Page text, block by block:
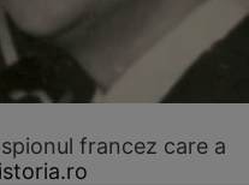
francez care a